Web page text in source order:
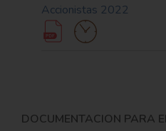
Accionistas 2022
DOCUMENTACION PARA